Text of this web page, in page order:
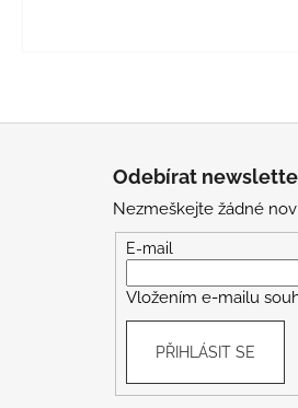
Odebírat
Nezmeškejte žádné
E-mail
Vložením e-mailu
PŘIHLÁSIT SE